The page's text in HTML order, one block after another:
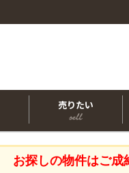
売りたい
お探しの物件はご成